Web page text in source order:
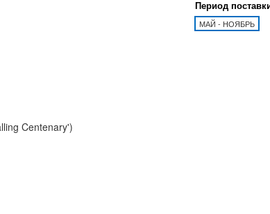
Период
МАЙ - НОЯБРЬ